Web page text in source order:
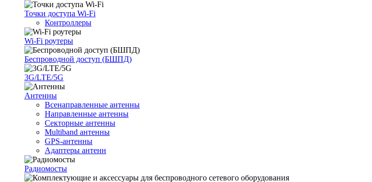
Точки доступа Wi-Fi
Контроллеры
Wi-Fi роутеры
Беспроводной доступ (БШПД)
3G/LTE/5G
Антенны
Всенаправленные антенны
Направленные антенны
Секторные антенны
Multiband антенны
GPS-антенны
Адаптеры антенн
Радиомосты